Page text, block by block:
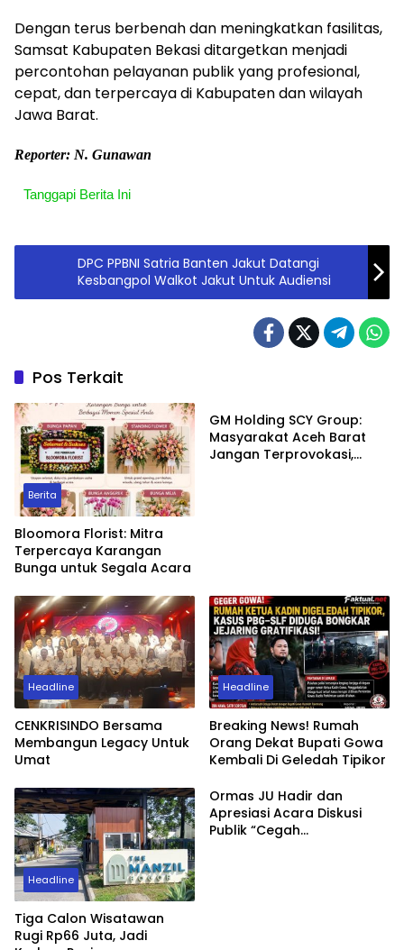
Dengan terus berbenah dan meningkatkan fasilitas,
Samsat Kabupaten Bekasi ditargetkan menjadi
percontohan pelayanan publik yang profesional,
cepat, dan terpercaya di Kabupaten dan wilayah
Jawa Barat.
Reporter: N. Gunawan
Tanggapi Berita Ini
DPC PPBNI Satria Banten Jakut Datangi
Kesbangpol Walkot Jakut Untuk Audiensi
Pos Terkait
Berita
Bloomora Florist: Mitra
Terpercaya Karangan
Bunga untuk Segala Acara
GM Holding SCY Group:
Masyarakat Aceh Barat
Jangan Terprovokasi,
Headline
CENKRISINDO Bersama
Membangun Legacy Untuk
Umat
Headline
Breaking News! Rumah
Orang Dekat Bupati Gowa
Kembali Di Geledah Tipikor
Headline
Tiga Calon Wisatawan
Rugi Rp66 Juta, Jadi
Ormas JU Hadir dan
Apresiasi Acara Diskusi
Publik “Cegah